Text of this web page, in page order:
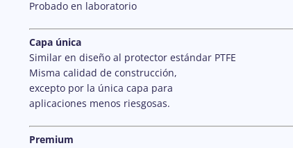
Probado en laboratorio
Capa única
Similar en diseño al protector estándar PTFE
Misma calidad de construcción,
excepto por la única capa para
aplicaciones menos riesgosas.
Premium